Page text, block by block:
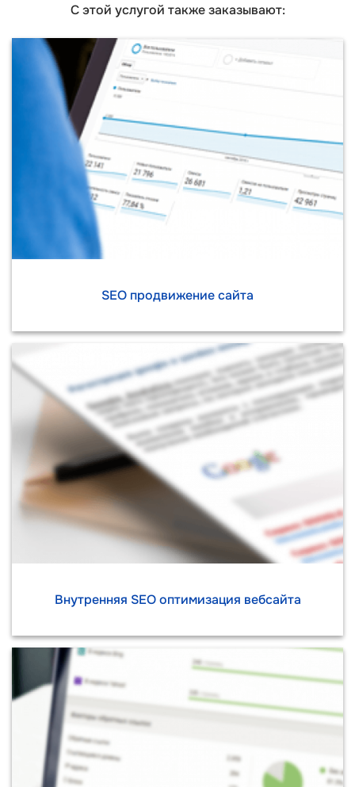
С этой услугой также заказывают:
SEO продвижение сайта
Внутренняя SEO оптимизация вебсайта